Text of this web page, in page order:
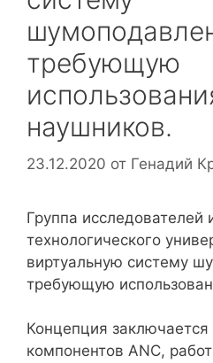
требующую
наушников.
23.12.2020 от Генадий
Группа исследователей
технологического
виртуальную систему
требующую
Концепция
компонентов ANC,